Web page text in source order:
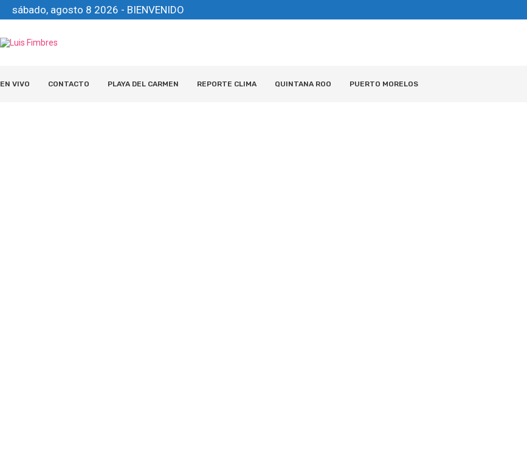
sábado, agosto 8 2026 - BIENVENIDO
EN VIVO CONTACTO PLAYA DEL CARMEN REPORTE CLIMA QUINTANA ROO PUERTO MORELOS